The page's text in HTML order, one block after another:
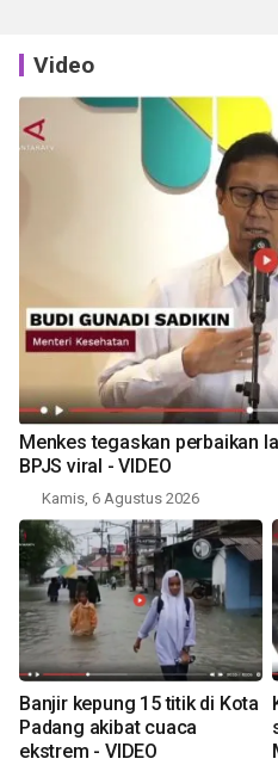
Video
Menkes tegaskan perbaikan
BPJS viral - VIDEO
Kamis, 6 Agustus 2026
Banjir kepung 15 titik di Kota
Padang akibat cuaca
ekstrem - VIDEO